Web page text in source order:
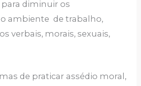
diminuir os
ambiente de trabalho,
verbais, morais, sexuais,
de praticar assédio moral,